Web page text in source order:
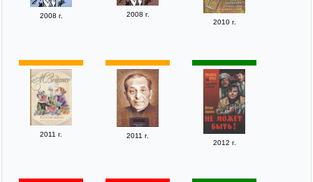
2008 г.
2008 г.
2010 г.
2011 г.
2011 г.
2012 г.